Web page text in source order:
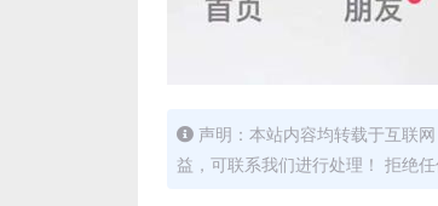
声明：本站内容均转载于互联
益，可联系我们进行处理！ 拒绝